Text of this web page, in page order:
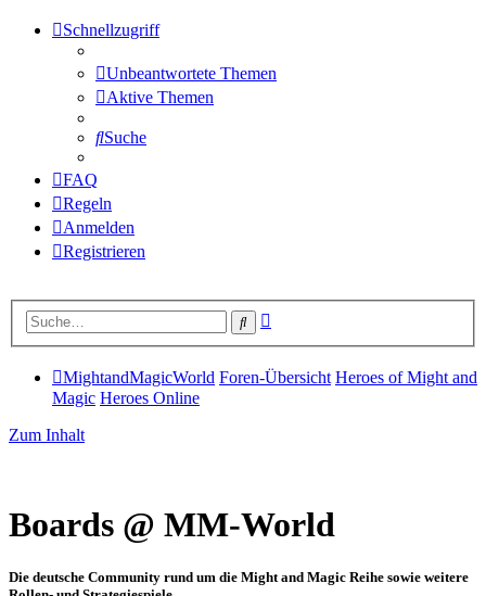
Schnellzugriff
Unbeantwortete Themen
Aktive Themen
Suche
FAQ
Regeln
Anmelden
Registrieren
Suche
MightandMagicWorld Foren-Übersicht Heroes of Might and
Magic Heroes Online
Zum Inhalt
Boards @ MM-World
Die deutsche Community rund um die Might and Magic Reihe sowie weitere